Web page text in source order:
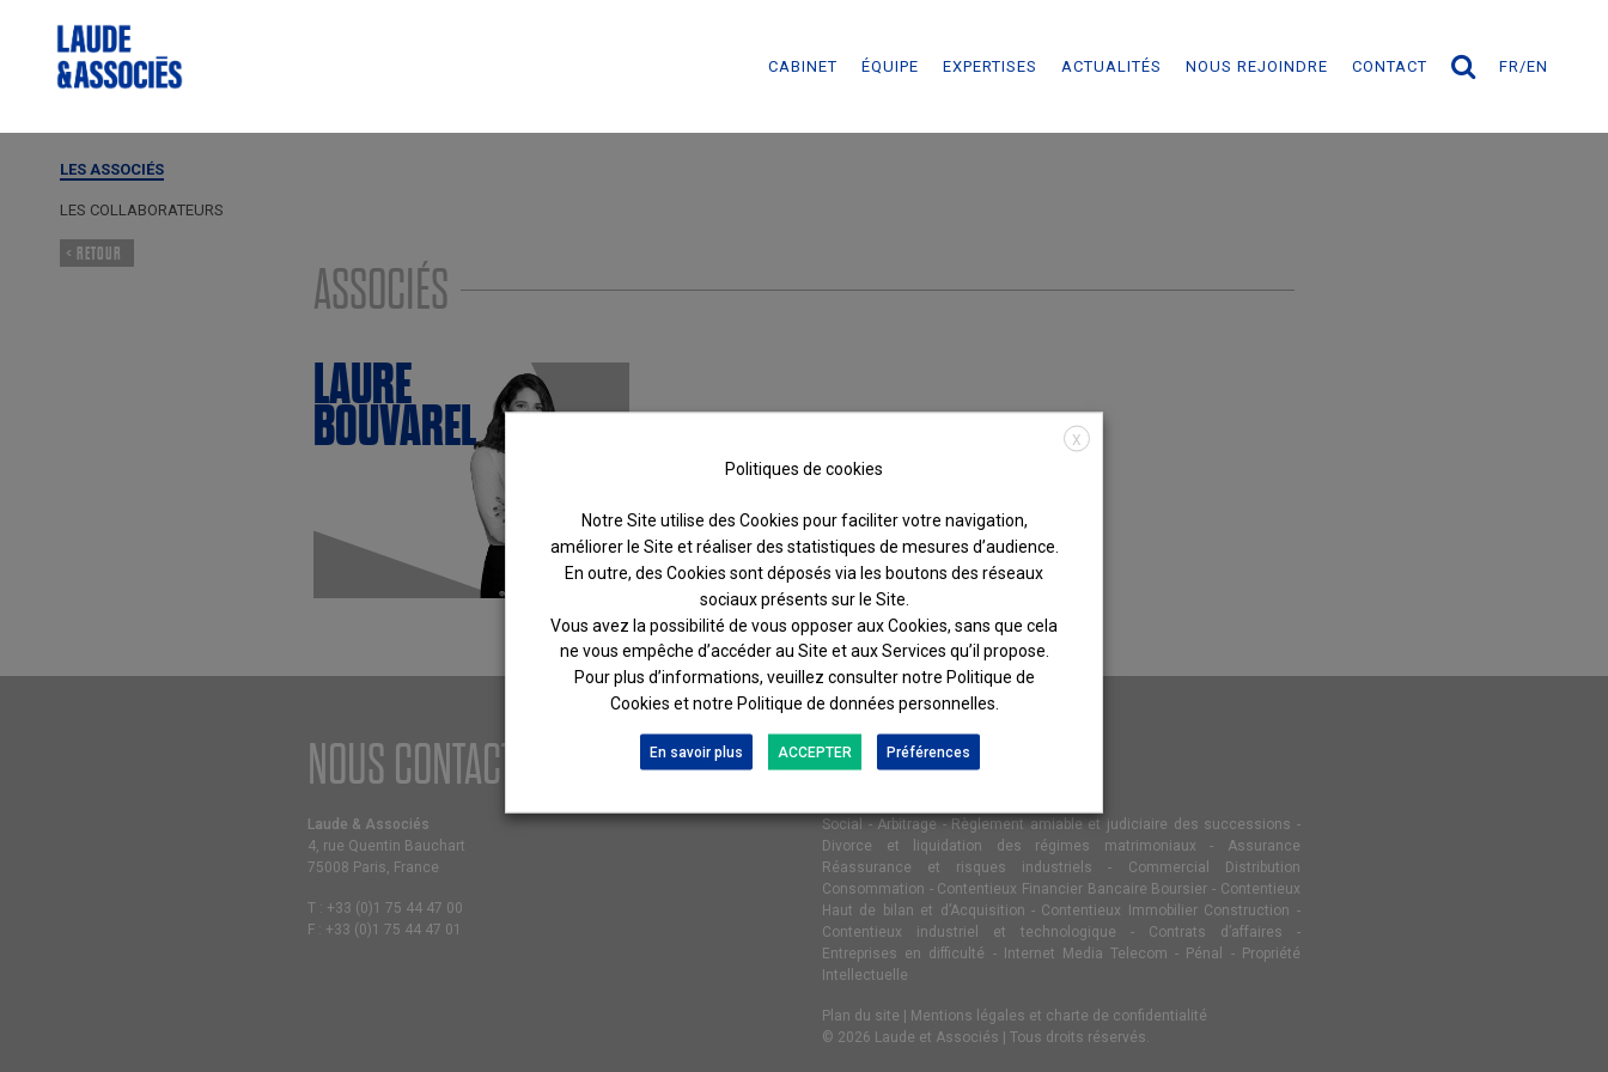
CABINET ÉQUIPE EXPERTISES ACTUALITÉS NOUS REJOINDRE CONTACT FR EN
LES ASSOCIÉS
LES COLLABORATEURS
< RETOUR
ASSOCIÉS
LAURE
BOUVAREL
NOUS CONTACTER
Laude & Associés
4, rue Quentin Bauchart
75008 Paris, France
T : +33 (0)1 75 44 47 00
F : +33 (0)1 75 44 47 01
NOS EXPERTISES
Social - Arbitrage -Règlement amiable et judiciaire des successions -
Divorce et liquidation des régimes matrimoniaux
- Assurance
Réassurance et risques industriels
-
Commercial Distribution
Consommation - Contentieux Financier Bancaire Boursier - Contentieux
Haut de bilan et d’Acquisition - Contentieux Immobilier Construction -
Contentieux industriel et technologique
- Contrats d’affaires
-
Entreprises en difficulté - Internet Media Telecom - Pénal - Propriété
Intellectuelle
Plan du site | Mentions légales et charte de confidentialité
© 2026 Laude et Associés | Tous droits réservés.
X
Politiques de cookies
Notre Site utilise des Cookies pour faciliter votre navigation,
améliorer le Site et réaliser des statistiques de mesures d’audience.
En outre, des Cookies sont déposés via les boutons des réseaux
sociaux présents sur le Site.
Vous avez la possibilité de vous opposer aux Cookies, sans que cela
ne vous empêche d’accéder au Site et aux Services qu’il propose.
Pour plus d’informations, veuillez consulter notre Politique de
Cookies et notre Politique de données personnelles.
En savoir plus ACCEPTER Préférences